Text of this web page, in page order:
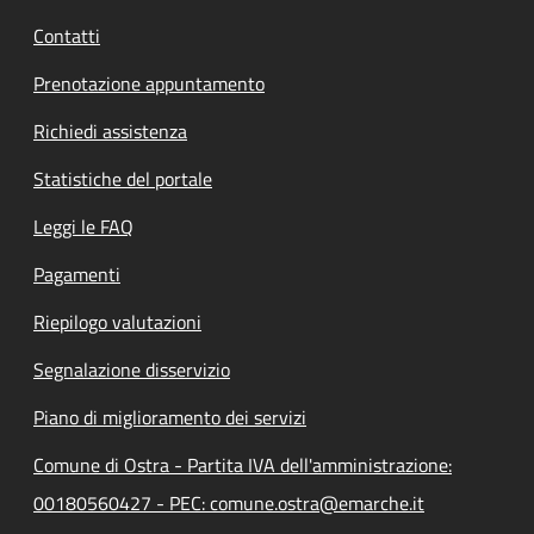
Contatti
Prenotazione appuntamento
Richiedi assistenza
Statistiche del portale
Leggi le FAQ
Pagamenti
Riepilogo valutazioni
Segnalazione disservizio
Piano di miglioramento dei servizi
Comune di Ostra - Partita IVA dell'amministrazione:
00180560427 - PEC: comune.ostra@emarche.it